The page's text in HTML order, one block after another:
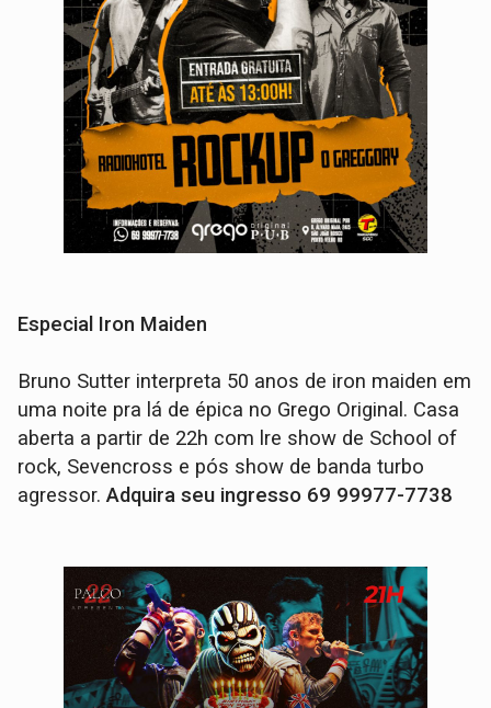
Especial Iron Maiden
Bruno Sutter interpreta 50 anos de iron maiden em
uma noite pra lá de épica no Grego Original. Casa
aberta a partir de 22h com lre show de School of
rock, Sevencross e pós show de banda turbo
agressor.Adquira seu ingresso 69 99977-7738